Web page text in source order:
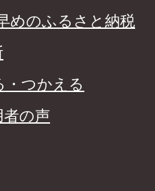
めのふるさと納税
・つかえる
の声